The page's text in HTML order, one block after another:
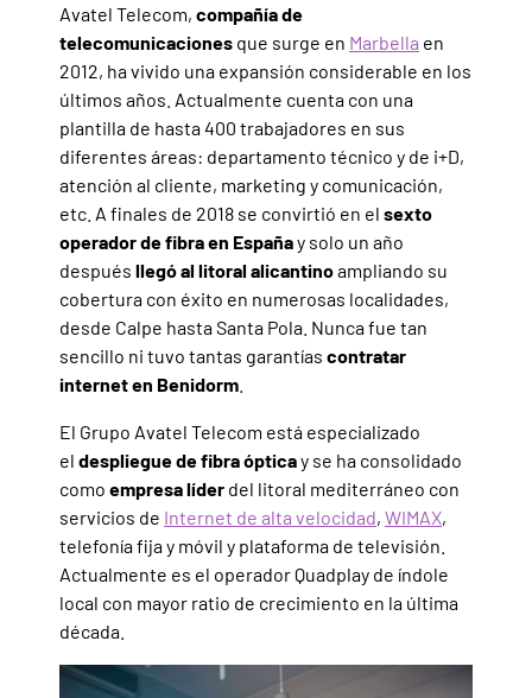
Avatel Telecom, compañía de
telecomunicaciones que surge en Marbella en
2012, ha vivido una expansión considerable en los
últimos años. Actualmente cuenta con una
plantilla de hasta 400 trabajadores en sus
diferentes áreas: departamento técnico y de i+D,
atención al cliente, marketing y comunicación,
etc. A finales de 2018 se convirtió en el sexto
operador de fibra en Españay solo un año
después llegó al litoral alicantinoampliando su
cobertura con éxito en numerosas localidades,
desde Calpe hasta Santa Pola. Nunca fue tan
sencillo ni tuvo tantas garantías contratar
internet en Benidorm
El Grupo Avatel Telecom está especializado
el despliegue de fibra ópticay se ha consolidado
como empresa líder del litoral mediterráneo con
servicios de Internet de alta velocidad, WIMAX,
telefonía fija y móvil y plataforma de televisión.
Actualmente es el operador Quadplay de índole
local con mayor ratio de crecimiento en la última
década.